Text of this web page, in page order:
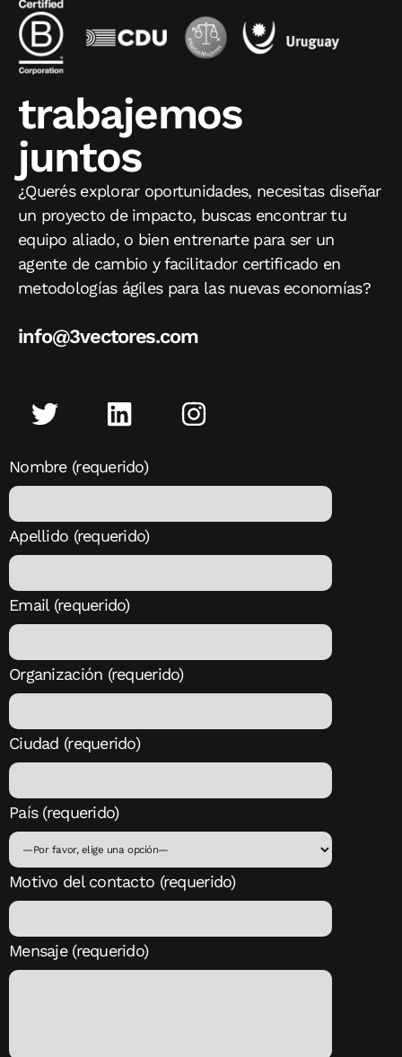
trabajemos
juntos
¿Querés explorar oportunidades, necesitas diseñar
un proyecto de impacto, buscas encontrar tu
equipo aliado, o bien entrenarte para ser un
agente de cambio y facilitador certificado en
metodologías ágiles para las nuevas economías?
info@3vectores.com
Nombre (requerido)
Apellido (requerido)
Email (requerido)
Organización (requerido)
Ciudad (requerido)
País (requerido)
Motivo del contacto (requerido)
Mensaje (requerido)